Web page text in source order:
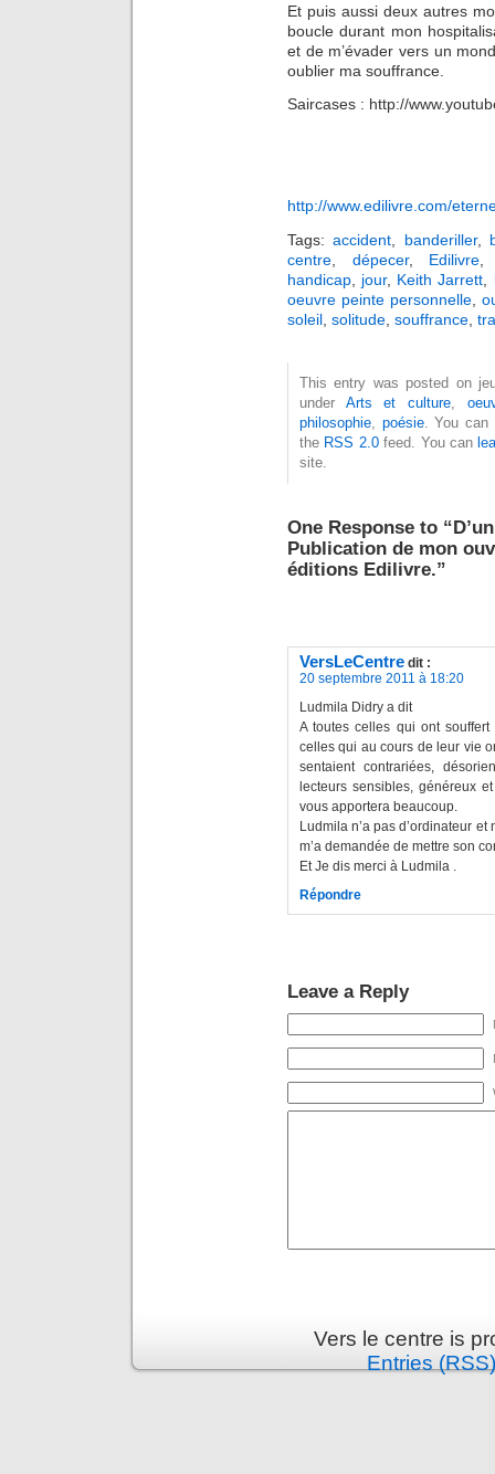
Et puis aussi deux autres
boucle durant mon
et de m’évader vers un
oublier ma souffrance.
Saircases : http://
http://www.edilivre.com/
Tags:accident banderiller,
centre
dépecer, Edilivre
handicap
jour, Keith Jarrett
oeuvre peinte personnelle ,
soleil solitude souffrance
This entry was posted on
under Arts et culture,
philosophie
poésie. You can
the RSS 2.0feed. You can
site.
One Response to
Publication de mon
éditions Edilivre.”
VersLeCentre dit :
20 septembre 2011 à 18:20
Ludmila Didry a dit
A toutes celles qui ont
celles qui au cours de leur vie
sentaient contrariées,
lecteurs sensibles, généreux
vous apportera beaucoup.
Ludmila n’a pas d’ordinateur
m’a demandée de mettre son
Et Je dis merci à Ludmila .
Répondre
Leave a Reply
Vers le centre is
Entries (RSS)